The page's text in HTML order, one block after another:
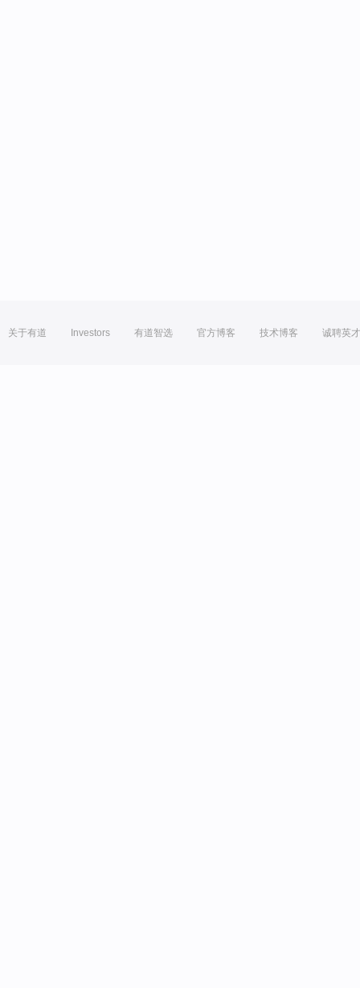
关于有道 Investors 有道智选 官方博客 技术博客 诚聘英才